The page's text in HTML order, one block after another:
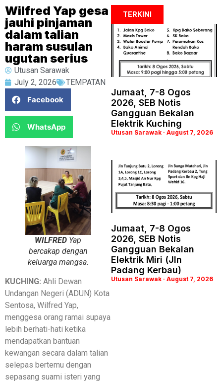
Wilfred Yap gesa
jauhi pinjaman
dalam talian
haram susulan
ugutan serius
Utusan Sarawak
July 2, 2026
TEMPATAN
Facebook
WhatsApp
WILFRED Yap
bercakap dengan
keluarga mangsa.
KUCHING: Ahli Dewan
Undangan Negeri (ADUN) Kota
Sentosa, Wilfred Yap,
menggesa orang ramai supaya
lebih berhati-hati ketika
mendapatkan bantuan
kewangan secara dalam talian
selepas bertemu dengan
sepasang suami isteri yang
TERKINI
Jumaat, 7-8 Ogos
2026, SEB Notis
Gangguan Bekalan
Elektrik Kuching
Utusan Sarawak August 7, 2026
Jumaat, 7-8 Ogos
2026, SEB Notis
Gangguan Bekalan
Elektrik Miri (Jln
Padang Kerbau)
Utusan Sarawak August 7, 2026